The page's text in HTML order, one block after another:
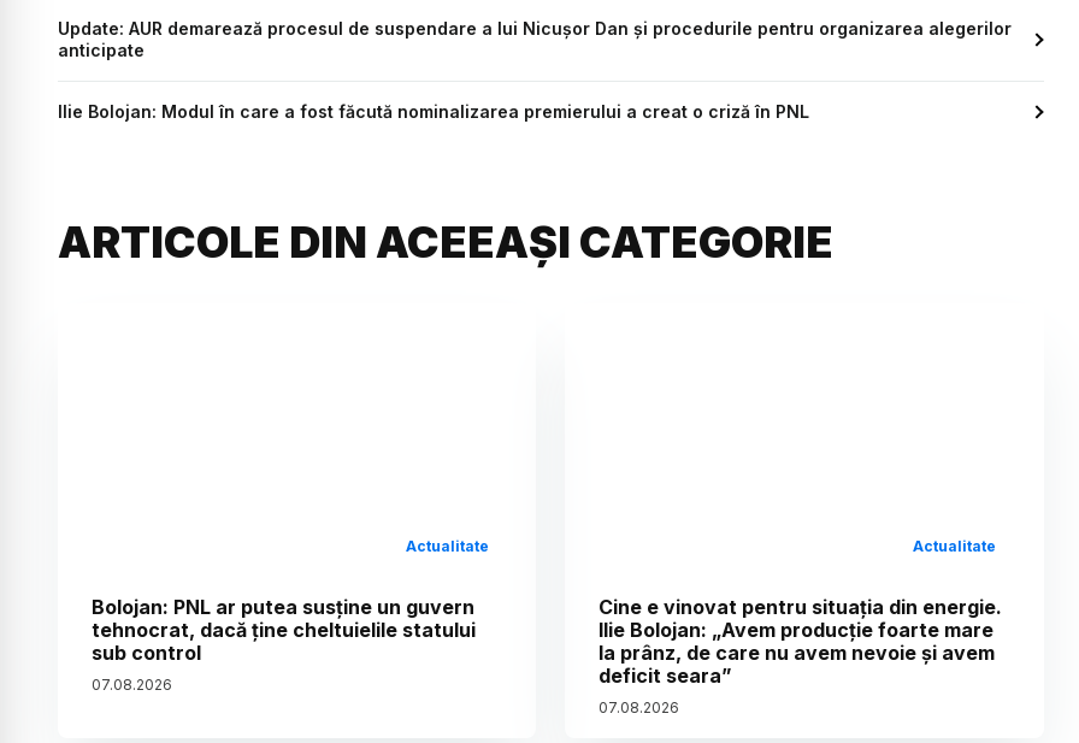
Update: AUR demarează procesul de suspendare a lui Nicușor Dan și procedurile pentru organizarea alegerilor
anticipate
Ilie Bolojan: Modul în care a fost făcută nominalizarea premierului a creat o criză în PNL
ARTICOLE DIN ACEEAȘI CATEGORIE
Actualitate
Bolojan: PNL ar putea susține un guvern
tehnocrat, dacă ține cheltuielile statului
sub control
07.08.2026
Actualitate
Cine e vinovat pentru situația din energie.
Ilie Bolojan: „Avem producție foarte mare
la prânz, de care nu avem nevoie și avem
deficit seara”
07.08.2026